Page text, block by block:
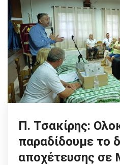
Π. Τσακίρης:
παραδίδουμε το
αποχέτευσης σε